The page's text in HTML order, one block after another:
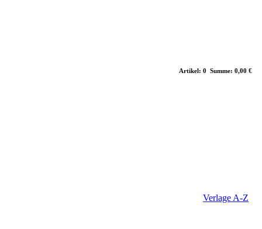
Artikel: 0 Summe: 0,00 €
Verlage A-Z